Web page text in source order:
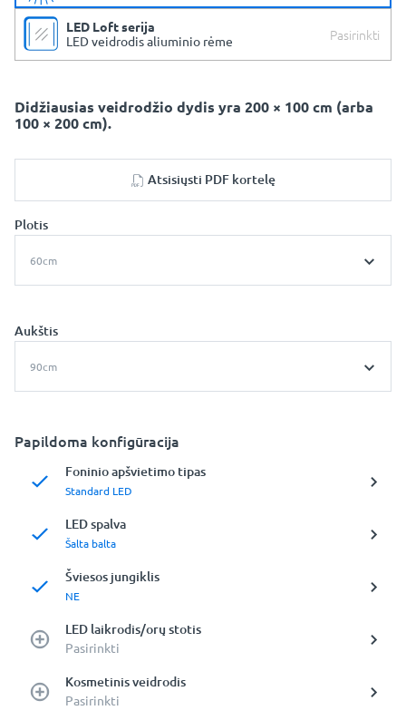
LED Loft serija
LED veidrodis aliuminio rėme
Pasirinkti
Didžiausias veidrodžio dydis yra 200 × 100 cm (arba
100 × 200 cm).
Atsisiųsti PDF kortelę
Plotis
60cm
Aukštis
90cm
Papildoma konfigūracija
Foninio apšvietimo tipas
Standard LED
LED spalva
Šalta balta
Šviesos jungiklis
NE
LED laikrodis/orų stotis
Pasirinkti
Kosmetinis veidrodis
Pasirinkti